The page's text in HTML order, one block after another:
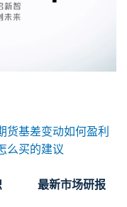
货基差变动如何盈利
么买的建议
最新市场研报